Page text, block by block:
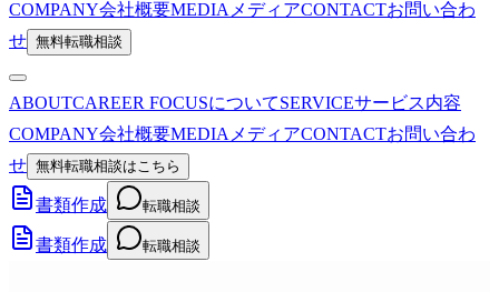
COMPANY会社概要MEDIA メディアCONTACTお問い合わ
せ 無料転職相談
ABOUTCAREER FOCUSについてSERVICEサービス内容
COMPANY会社概要MEDIA メディアCONTACTお問い合わ
せ 無料転職相談はこちら
書類作成 転職相談
書類作成 転職相談